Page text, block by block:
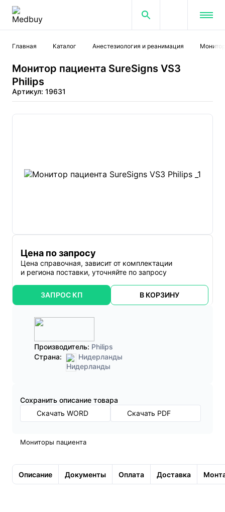
Главная Каталог Анестезиология и реанимация
Монитор пациента SureSigns VS3
Philips
Артикул: 19631
Цена по запросу
Цена справочная, зависит от комплектации
и региона поставки, уточняйте по запросу
ЗАПРОС КП В КОРЗИНУ
Производитель: Philips
Страна:
Нидерланды
Cохранить описание товара
Скачать WORD
Скачать PDF
Мониторы пациента
Описание Документы Оплата Доставка